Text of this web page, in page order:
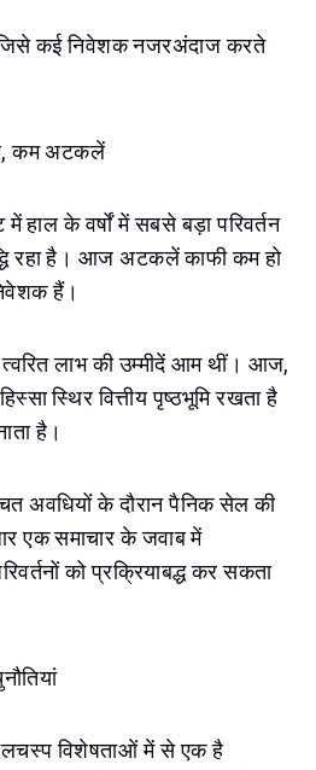
कई निवेशक नजरअंदाज करते
कम अटकलें
हाल के वर्षों में सबसे बड़ा परिवर्तन
रहा है। आज अटकलें काफी कम हो
हैं।
लाभ की उम्मीदें आम थीं। आज,
स्थिर वित्तीय पृष्ठभूमि रखता है
है।
अवधियों के दौरान पैनिक सेल की
एक समाचार के जवाब में
को प्रक्रियाबद्ध कर सकता
विशेषताओं में से एक है